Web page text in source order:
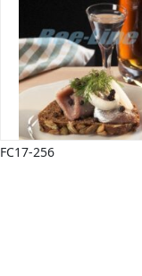
FC17-256